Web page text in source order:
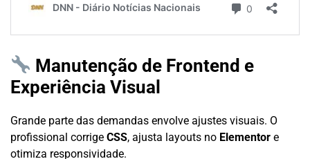
Manutenção de Frontend e
Experiência Visual
Grande parte das demandas envolve ajustes visuais. O
profissional corrige CSS, ajusta layouts no Elementor e
otimiza responsividade.